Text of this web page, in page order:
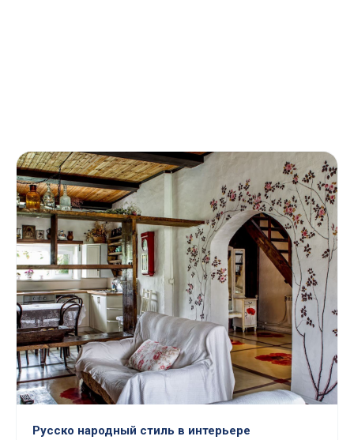
Русско народный стиль в интерьере